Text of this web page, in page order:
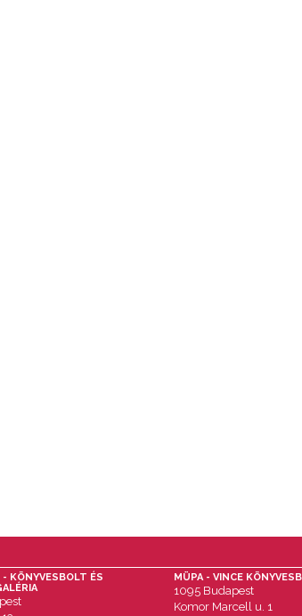
- KÖNYVESBOLT ÉS
MÜPA - VINCE
1095 Budapest
Komor Marcell u. 1